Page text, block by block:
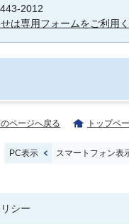
2012
は専用フォームをご利用く
ページへ戻る トップペ
PC表示 スマートフォン表
シー